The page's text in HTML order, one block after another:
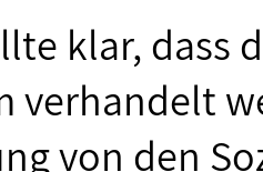
klar, dass
verhandelt
von den